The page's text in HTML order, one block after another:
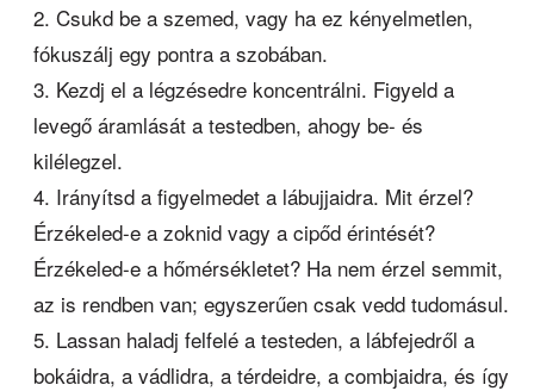
Csukd be a szemed, vagy ha ez kényelmetlen,
fókuszálj egy pontra a szobában.
Kezdj el a légzésedre koncentrálni. Figyeld a
levegő áramlását a testedben, ahogy be- és
kilélegzel.
Irányítsd a figyelmedet a lábujjaidra. Mit érzel?
Érzékeled-e a zoknid vagy a cipőd érintését?
Érzékeled-e a hőmérsékletet? Ha nem érzel semmit,
az is rendben van; egyszerűen csak vedd tudomásul.
Lassan haladj felfelé a testeden, a lábfejedről a
bokáidra, a vádlidra, a térdeidre, a combjaidra, és így